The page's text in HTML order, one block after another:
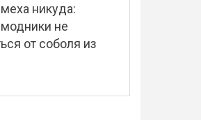
никуда:
не
от соболя из